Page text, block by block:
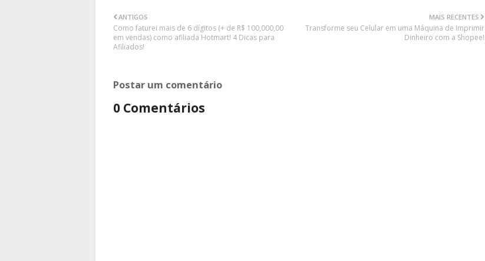
MAIS RECENTES
Transforme seu Celular em uma Máquina de Imprimir
Dinheiro com a Shopee!
ANTIGOS
Como faturei mais de 6 dígitos (+ de R$ 100,000,00
em vendas) como afiliada Hotmart! 4 Dicas para
Afiliados!
Postar um comentário
0 Comentários